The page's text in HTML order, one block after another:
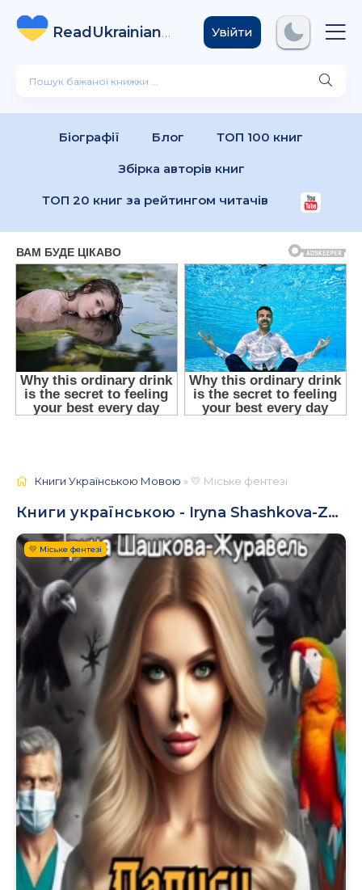
ReadUkrainian
Books .com
Увійти
Біографії Блог ТОП 100 книг
Збірка авторів книг
ТОП 20 книг за рейтингом читачів
Книги Українською Мовою » 💛 Міське фентезі
Книги українською - Iryna Shashkova-Zhuravel
💛 Міське фентезі